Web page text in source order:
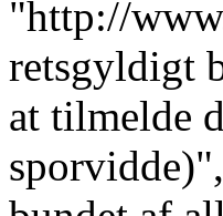
"http://
retsgyldigt
at tilmelde